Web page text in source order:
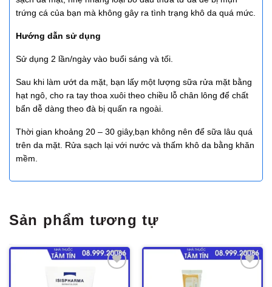
trứng cá của bạn mà không gây ra tình trạng khô da quá mức.
Hướng dẫn sử dụng
Sử dụng 2 lần/ngày vào buổi sáng và tối.
Sau khi làm ướt da mặt, bạn lấy một lượng sữa rửa mặt bằng
hạt ngô, cho ra tay thoa xuôi theo chiều lỗ chân lông để chất
bẩn dễ dàng theo đà bị quấn ra ngoài.
Thời gian khoảng 20 – 30 giây,bạn không nên để sữa lâu quá
trên da mặt. Rửa sạch lại với nước và thấm khô da bằng khăn
mềm.
Sản phẩm tương tự